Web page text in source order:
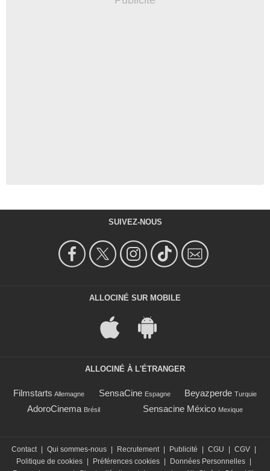
SUIVEZ-NOUS
ALLOCINÉ SUR MOBILE
ALLOCINÉ À L'ÉTRANGER
Filmstarts Allemagne SensaCine Espagne Beyazperde Turquie
AdoroCinema Brésil Sensacine México Mexique
Contact Qui sommes-nous Recrutement Publicité CGU CGV
Politique de cookies
Préférences cookies Données Personnelles